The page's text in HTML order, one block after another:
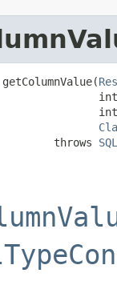
getColumnValue(
throws